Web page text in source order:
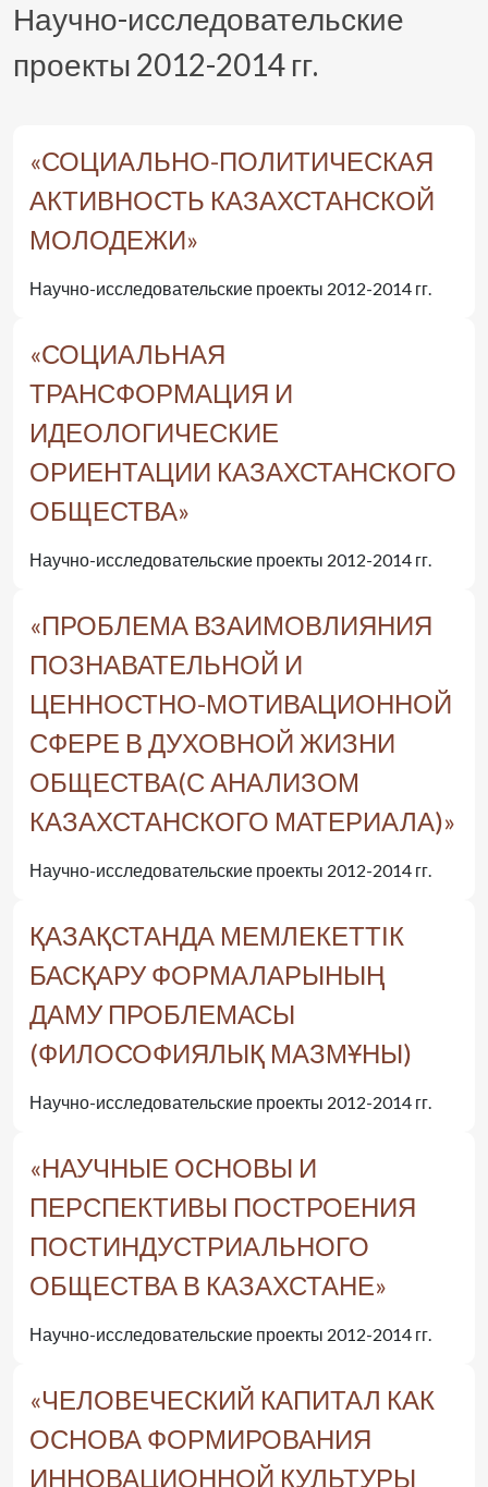
Научно-исследовательские
проекты 2012-2014 гг.
«СОЦИАЛЬНО-ПОЛИТИЧЕСКАЯ
АКТИВНОСТЬ КАЗАХСТАНСКОЙ
МОЛОДЕЖИ»
Научно-исследовательские проекты 2012-2014 гг.
«СОЦИАЛЬНАЯ
ТРАНСФОРМАЦИЯ И
ИДЕОЛОГИЧЕСКИЕ
ОРИЕНТАЦИИ КАЗАХСТАНСКОГО
ОБЩЕСТВА»
Научно-исследовательские проекты 2012-2014 гг.
«ПРОБЛЕМА ВЗАИМОВЛИЯНИЯ
ПОЗНАВАТЕЛЬНОЙ И
ЦЕННОСТНО-МОТИВАЦИОННОЙ
СФЕРЕ В ДУХОВНОЙ ЖИЗНИ
ОБЩЕСТВА(С АНАЛИЗОМ
КАЗАХСТАНСКОГО МАТЕРИАЛА)»
Научно-исследовательские проекты 2012-2014 гг.
ҚАЗАҚСТАНДА МЕМЛЕКЕТТІК
БАСҚАРУ ФОРМАЛАРЫНЫҢ
ДАМУ ПРОБЛЕМАСЫ
(ФИЛОСОФИЯЛЫҚ МАЗМҰНЫ)
Научно-исследовательские проекты 2012-2014 гг.
«НАУЧНЫЕ ОСНОВЫ И
ПЕРСПЕКТИВЫ ПОСТРОЕНИЯ
ПОСТИНДУСТРИАЛЬНОГО
ОБЩЕСТВА В КАЗАХСТАНЕ»
Научно-исследовательские проекты 2012-2014 гг.
«ЧЕЛОВЕЧЕСКИЙ КАПИТАЛ КАК
ОСНОВА ФОРМИРОВАНИЯ
ИННОВАЦИОННОЙ КУЛЬТУРЫ